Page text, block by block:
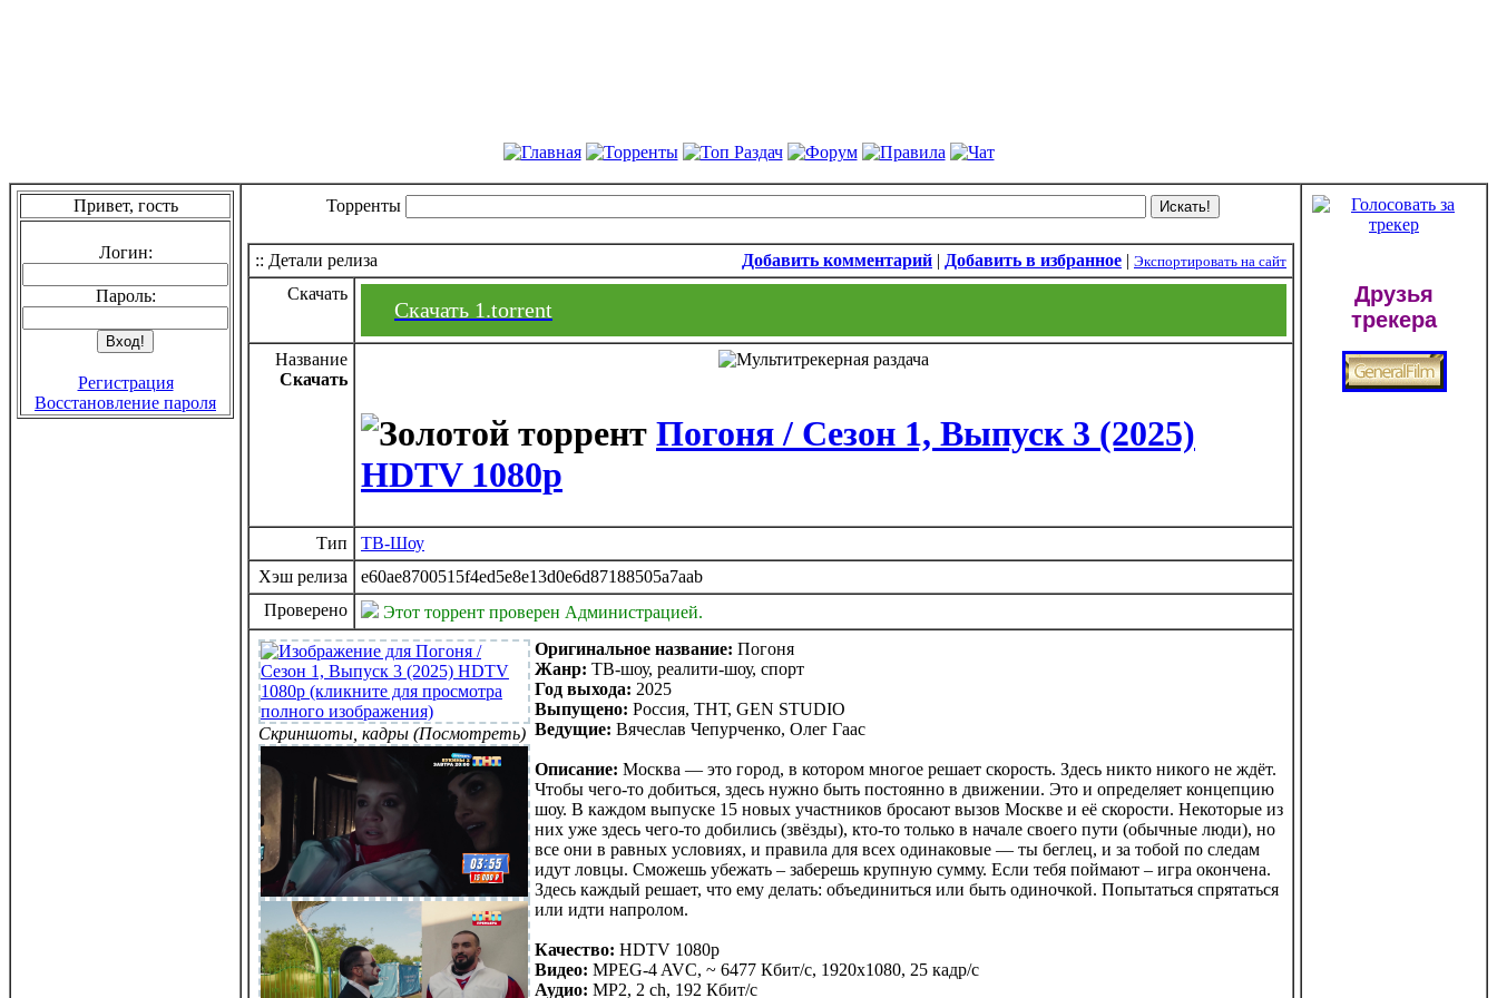
Привет, гость
Логин:
Пароль:
Регистрация
Восстановление пароля
Торренты
:: Детали релиза Добавить комментарий | Добавить в избранное | Экспортировать на сайт
Скачать
Скачать 1.torrent
Название
Скачать
Погоня / Сезон 1, Выпуск 3 (2025)
HDTV 1080p
Тип
ТВ-Шоу
Хэш релиза
e60ae8700515f4ed5e8e13d0e6d87188505a7aab
Проверено
Этот торрент проверен Администрацией.
Скриншоты, кадры (Посмотреть)
Оригинальное название: Погоня
Жанр: ТВ-шоу, реалити-шоу, спорт
Год выхода: 2025
Выпущено: Россия, ТНТ, GEN STUDIO
Ведущие: Вячеслав Чепурченко, Олег Гаас
Описание: Москва — это город, в котором многое решает скорость. Здесь никто никого не ждёт.
Чтобы чего-то добиться, здесь нужно быть постоянно в движении. Это и определяет концепцию
шоу. В каждом выпуске 15 новых участников бросают вызов Москве и её скорости. Некоторые из
них уже здесь чего-то добились (звёзды), кто-то только в начале своего пути (обычные люди), но
все они в равных условиях, и правила для всех одинаковые — ты беглец, и за тобой по следам
идут ловцы. Сможешь убежать – заберешь крупную сумму. Если тебя поймают – игра окончена.
Здесь каждый решает, что ему делать: объединиться или быть одиночкой. Попытаться спрятаться
или идти напролом.
Качество: HDTV 1080р
Видео: MPEG-4 AVC, ~ 6477 Кбит/с, 1920x1080, 25 кадр/с
Аудио: MP2, 2 ch, 192 Кбит/с
Друзья
трекера